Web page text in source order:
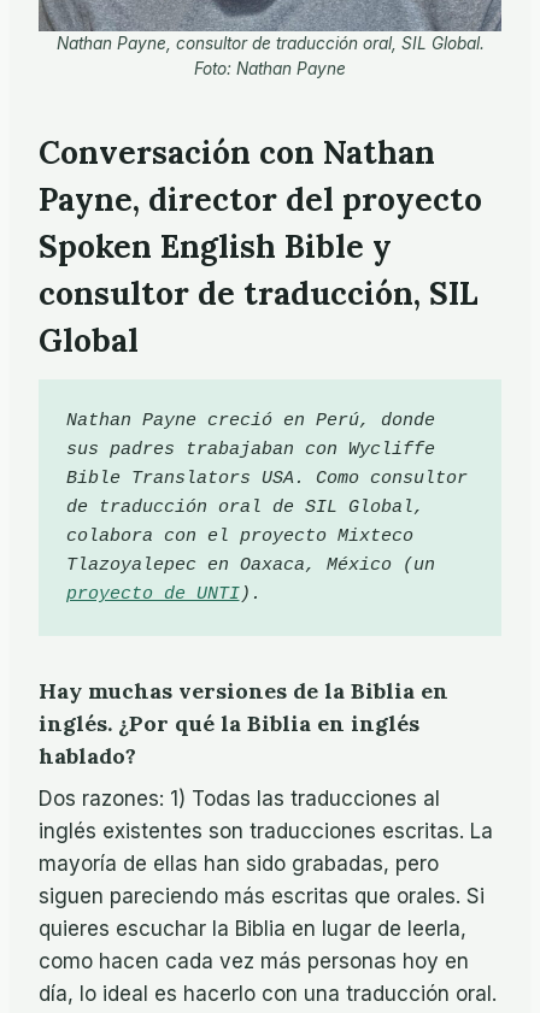
Nathan Payne, consultor de traducción oral, SIL Global.
Foto: Nathan Payne
Conversación con Nathan
Payne, director del proyecto
Spoken English Bible y
consultor de traducción, SIL
Global
Nathan Payne creció en Perú, donde
sus padres trabajaban con Wycliffe
Bible Translators USA. Como consultor
de traducción oral de SIL Global,
colabora con el proyecto Mixteco
proyecto de UNTI).
Hay muchas versiones de la Biblia en
inglés. ¿Por qué la Biblia en inglés
hablado?
Dos razones: 1) Todas las traducciones al
inglés existentes son traducciones escritas. La
mayoría de ellas han sido grabadas, pero
siguen pareciendo más escritas que orales. Si
quieres escuchar la Biblia en lugar de leerla,
como hacen cada vez más personas hoy en
día, lo ideal es hacerlo con una traducción oral.